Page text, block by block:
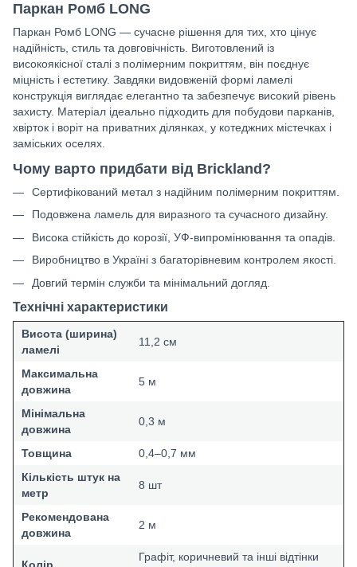
Паркан Ромб LONG
Паркан Ромб LONG — сучасне рішення для тих, хто цінує
надійність, стиль та довговічність. Виготовлений із
високоякісної сталі з полімерним покриттям, він поєднує
міцність і естетику. Завдяки видовженій формі ламелі
конструкція виглядає елегантно та забезпечує високий рівень
захисту. Матеріал ідеально підходить для побудови парканів,
хвірток і воріт на приватних ділянках, у котеджних містечках і
заміських оселях.
Чому варто придбати від Brickland?
Сертифікований метал з надійним полімерним покриттям.
Подовжена ламель для виразного та сучасного дизайну.
Висока стійкість до корозії, УФ-випромінювання та опадів.
Виробництво в Україні з багаторівневим контролем якості.
Довгий термін служби та мінімальний догляд.
Технічні характеристики
Висота (ширина)
ламелі
11,2 см
Максимальна
довжина
5 м
Мінімальна
довжина
0,3 м
Товщина
0,4–0,7 мм
Кількість штук на
метр
8 шт
Рекомендована
довжина
2 м
Графіт, коричневий та інші відтінки